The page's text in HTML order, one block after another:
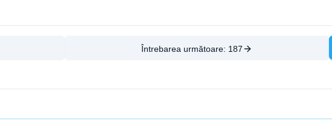
Întrebarea următoare: 187